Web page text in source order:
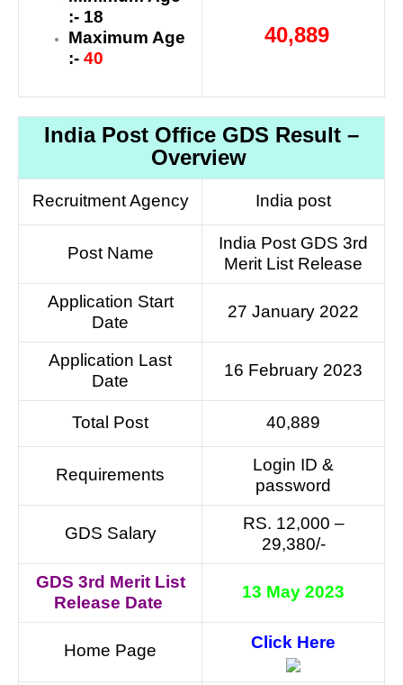
:- 18
Maximum Age
:- 40
40,889
India Post Office GDS Result –
Overview
Recruitment Agency India post
Post Name
India Post GDS 3rd
Merit List Release
Application Start
Date
27 January 2022
Application Last
Date
16 February 2023
Total Post 40,889
Requirements
Login ID &
password
GDS Salary
RS. 12,000 –
29,380/-
GDS 3rd Merit List
Release Date
13 May 2023
Home Page Click Here